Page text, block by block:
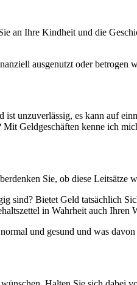
an Ihre Kindheit und die
ausgenutzt oder betrogen
unzuverlässig, es kann auf
Geldgeschäften kenne ich
Sie, ob diese
sind? Bietet Geld tatsächlich
in Wahrheit auch Ihren
und gesund und was